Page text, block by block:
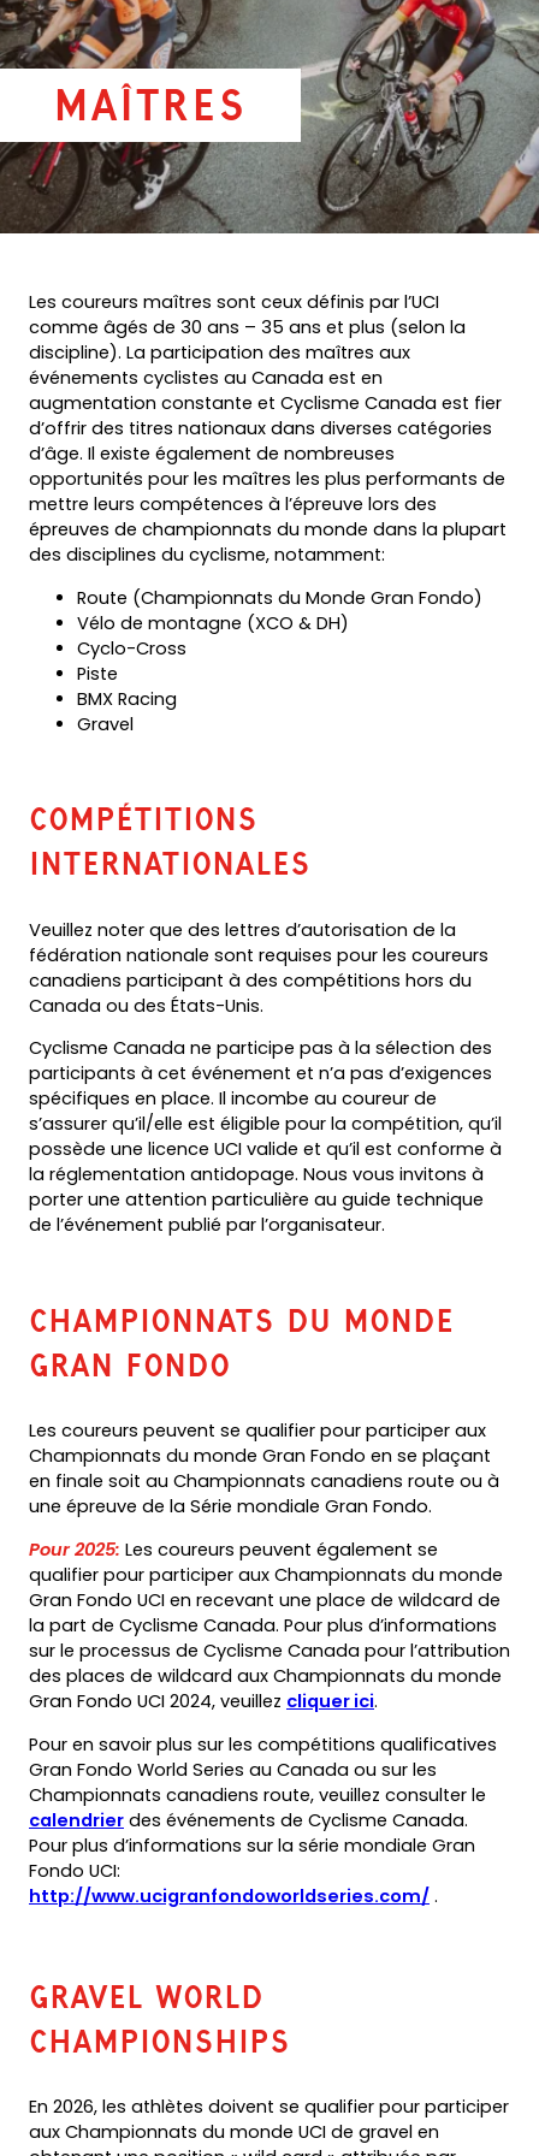
Maîtres
Les coureurs maîtres sont ceux définis par l’UCI
comme âgés de 30 ans – 35 ans et plus (selon la
discipline). La participation des maîtres aux
événements cyclistes au Canada est en
augmentation constante et Cyclisme Canada est fier
d’offrir des titres nationaux dans diverses catégories
d’âge. Il existe également de nombreuses
opportunités pour les maîtres les plus performants de
mettre leurs compétences à l’épreuve lors des
épreuves de championnats du monde dans la plupart
des disciplines du cyclisme, notamment:
Route (Championnats du Monde Gran Fondo)
Vélo de montagne (XCO & DH)
Cyclo-Cross
Piste
BMX Racing
Gravel
Compétitions
internationales
Veuillez noter que des lettres d’autorisation de la
fédération nationale sont requises pour les coureurs
canadiens participant à des compétitions hors du
Canada ou des États-Unis.
Cyclisme Canada ne participe pas à la sélection des
participants à cet événement et n’a pas d’exigences
spécifiques en place. Il incombe au coureur de
s’assurer qu’il/elle est éligible pour la compétition, qu’il
possède une licence UCI valide et qu’il est conforme à
la réglementation antidopage. Nous vous invitons à
porter une attention particulière au guide technique
de l’événement publié par l’organisateur.
Championnats du monde
Gran Fondo
Les coureurs peuvent se qualifier pour participer aux
Championnats du monde Gran Fondo en se plaçant
en finale soit au Championnats canadiens route ou à
une épreuve de la Série mondiale Gran Fondo.
Pour 2025: Les coureurs peuvent également se
qualifier pour participer aux Championnats du monde
Gran Fondo UCI en recevant une place de wildcard de
la part de Cyclisme Canada. Pour plus d’informations
sur le processus de Cyclisme Canada pour l’attribution
des places de wildcard aux Championnats du monde
Gran Fondo UCI 2024, veuillez cliquer ici(opens
.
Pour en savoir plus sur les compétitions qualificatives
Gran Fondo World Series au Canada ou sur les
Championnats canadiens route, veuillez consulter le
calendrier des événements de Cyclisme Canada.
Pour plus d’informations sur la série mondiale Gran
Fondo UCI:
http://www.ucigranfondoworldseries.com/(opens
.
GRAVEL World
Championships
En 2026, les athlètes doivent se qualifier pour participer
aux Championnats du monde UCI de gravel en